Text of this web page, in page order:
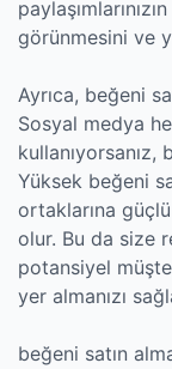
görünmesini ve
Ayrıca, beğeni
Sosyal medya
Yüksek beğeni
ortaklarına güçlü
olur. Bu da size
potansiyel
yer almanızı
beğeni satın